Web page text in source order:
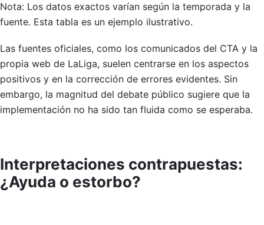
Nota: Los datos exactos varían según la temporada y la
fuente. Esta tabla es un ejemplo ilustrativo.
Las fuentes oficiales, como los comunicados del CTA y la
propia web de LaLiga, suelen centrarse en los aspectos
positivos y en la corrección de errores evidentes. Sin
embargo, la magnitud del debate público sugiere que la
implementación no ha sido tan fluida como se esperaba.
Interpretaciones contrapuestas:
¿Ayuda o estorbo?